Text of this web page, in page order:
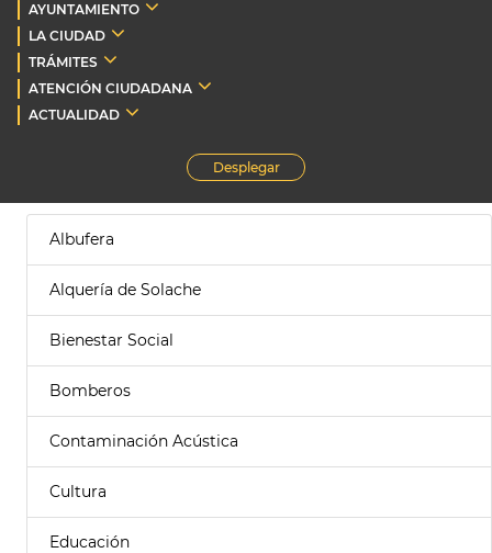
AYUNTAMIENTO
LA CIUDAD
TRÁMITES
ATENCIÓN CIUDADANA
ACTUALIDAD
Desplegar
Albufera
Alquería de Solache
Bienestar Social
Bomberos
Contaminación Acústica
Cultura
Educación